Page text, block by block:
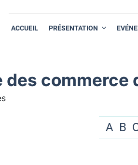
ACCUEIL PRÉSENTATION
des commerce
A B